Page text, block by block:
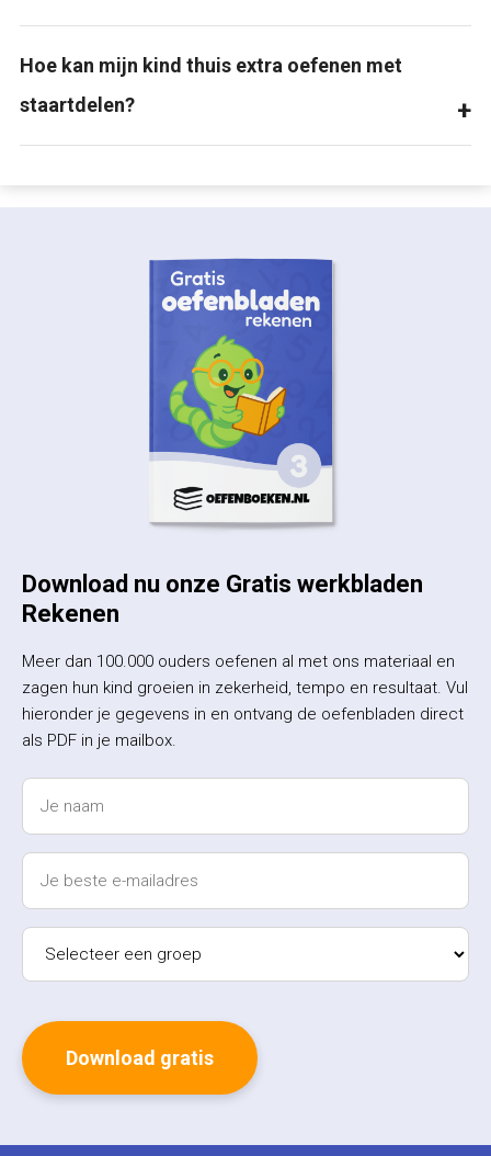
Hoe kan mijn kind thuis extra oefenen met
staartdelen?
Download nu onze Gratis werkbladen
Rekenen
Meer dan 100.000 ouders oefenen al met ons materiaal en
zagen hun kind groeien in zekerheid, tempo en resultaat. Vul
hieronder je gegevens in en ontvang de oefenbladen direct
als PDF in je mailbox.